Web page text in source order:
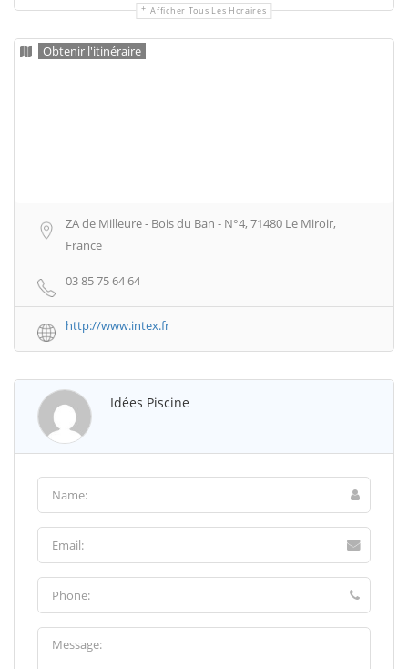
Afficher Tous Les Horaires
Obtenir l'itinéraire
ZA de Milleure - Bois du Ban - N°4, 71480 Le Miroir,
France
03 85 75 64 64
http://www.intex.fr
Idées Piscine